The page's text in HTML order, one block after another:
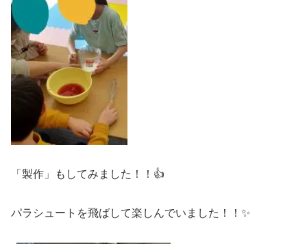
「製作」もしてみました！！👍
パラシュートを飛ばして楽しんでいました！！✨